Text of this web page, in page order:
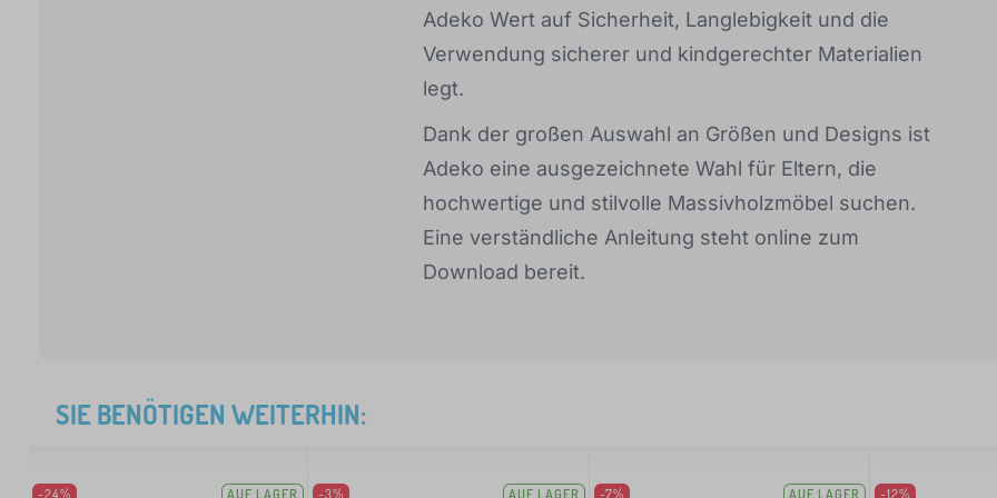
Adeko Wert auf Sicherheit, Langlebigkeit und die
Verwendung sicherer und kindgerechter Materialien
legt.
Dank der großen Auswahl an Größen und Designs ist
Adeko eine ausgezeichnete Wahl für Eltern, die
hochwertige und stilvolle Massivholzmöbel suchen.
Eine verständliche Anleitung steht online zum
Download bereit.
SIE BENÖTIGEN WEITERHIN:
-24% AUF LAGER -3% AUF LAGER -7% AUF LAGER -12%